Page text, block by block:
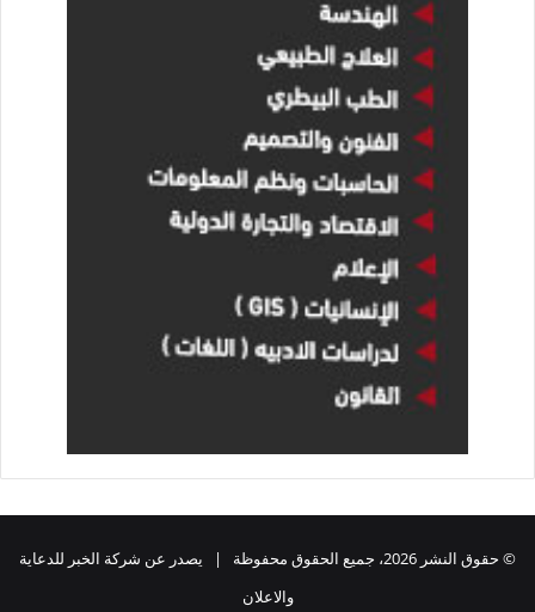
© حقوق النشر 2026، جميع الحقوق محفوظة | يصدر عن شركة الخبر للدعاية
والاعلان